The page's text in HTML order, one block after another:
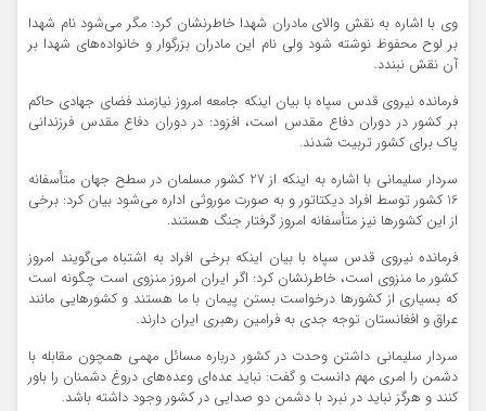
وی با اشاره به نقش والای مادران شهدا خاطرنشان کرد: مگر می‌شود نام شهدا
بر لوح محفوظ نوشته شود ولی نام این مادران بزرگوار و خانواده‌های شهدا بر
آن نقش نبندد.
فرمانده نیروی قدس سپاه با بیان اینکه جامعه امروز نیازمند فضای جهادی حاکم
بر کشور در دوران دفاع مقدس است، افزود: در دوران دفاع مقدس فرزندانی
پاک برای کشور تربیت شدند.
سردار سلیمانی با اشاره به اینکه از 27 کشور مسلمان در سطح جهان متأسفانه
16 کشور توسط افراد دیکتاتور و به صورت موروثی اداره می‌شود بیان کرد: برخی
از این کشورها نیز متأسفانه امروز گرفتار جنگ هستند.
فرمانده نیروی قدس سپاه با بیان اینکه برخی افراد به اشتباه می‌گویند امروز
کشور ما منزوی است، خاطرنشان کرد: اگر ایران امروز منزوی است چگونه است
که بسیاری از کشورها درخواست بستن پیمان با ما هستند و کشورهایی مانند
عراق و افغانستان توجه جدی به فرامین رهبری ایران دارند.
سردار سلیمانی داشتن وحدت در کشور درباره مسائل مهمی همچون مقابله با
دشمن را امری مهم دانست و گفت: نباید عده‌ای وعده‌های دروغ دشمنان را باور
کنند و هرگز نباید در نبرد با دشمن دو صدایی در کشور وجود داشته باشد.